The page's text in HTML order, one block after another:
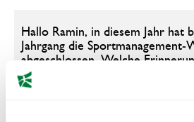
Hallo Ramin, in diesem Jahr hat
Jahrgang die
abgeschlossen. Welche
du mit dem Lehrgang?